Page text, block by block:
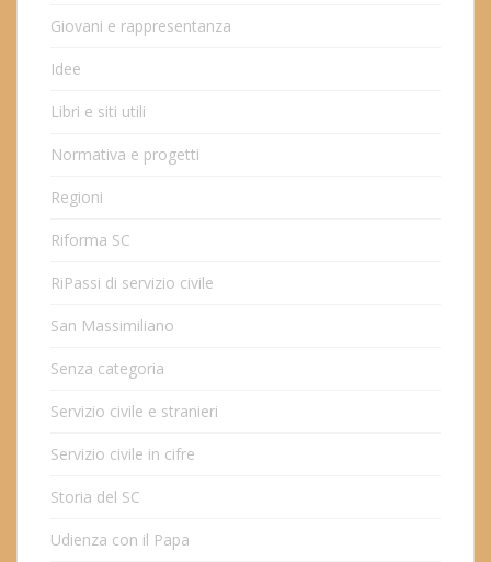
Giovani e rappresentanza
Idee
Libri e siti utili
Normativa e progetti
Regioni
Riforma SC
RiPassi di servizio civile
San Massimiliano
Senza categoria
Servizio civile e stranieri
Servizio civile in cifre
Storia del SC
Udienza con il Papa